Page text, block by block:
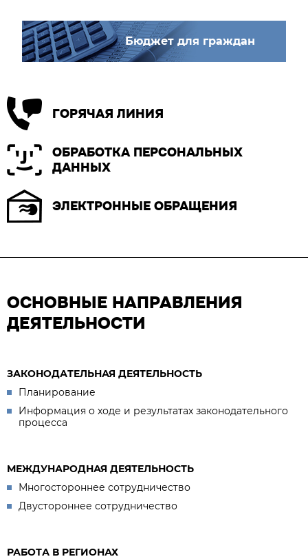
Бюджет для граждан
ГОРЯЧАЯ ЛИНИЯ
ОБРАБОТКА ПЕРСОНАЛЬНЫХ
ДАННЫХ
ЭЛЕКТРОННЫЕ ОБРАЩЕНИЯ
ОСНОВНЫЕ НАПРАВЛЕНИЯ
ДЕЯТЕЛЬНОСТИ
ЗАКОНОДАТЕЛЬНАЯ ДЕЯТЕЛЬНОСТЬ
Планирование
Информация о ходе и результатах законодательного
процесса
МЕЖДУНАРОДНАЯ ДЕЯТЕЛЬНОСТЬ
Многостороннее сотрудничество
Двустороннее сотрудничество
РАБОТА В РЕГИОНАХ